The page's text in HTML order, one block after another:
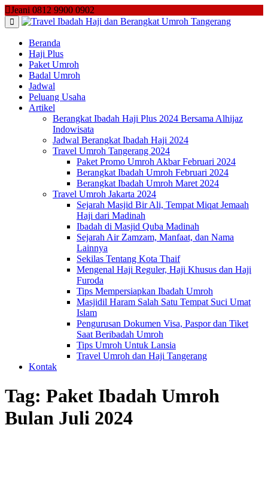
Skip
to
content
Jeani 0812 9900 0902
Beranda
Haji Plus
Paket Umroh
Badal Umroh
Jadwal
Peluang Usaha
Artikel
Berangkat Ibadah Haji Plus 2024 Bersama Alhijaz
Indowisata
Jadwal Berangkat Ibadah Haji 2024
Travel Umroh Tangerang 2024
Paket Promo Umroh Akbar Februari 2024
Berangkat Ibadah Umroh Februari 2024
Berangkat Ibadah Umroh Maret 2024
Travel Umroh Jakarta 2024
Sejarah Masjid Bir Ali, Tempat Miqat Jemaah
Haji dari Madinah
Ibadah di Masjid Quba Madinah
Sejarah Air Zamzam, Manfaat, dan Nama
Lainnya
Sekilas Tentang Kota Thaif
Mengenal Haji Reguler, Haji Khusus dan Haji
Furoda
Tips Mempersiapkan Ibadah Umroh
Masjidil Haram Salah Satu Tempat Suci Umat
Islam
Pengurusan Dokumen Visa, Paspor dan Tiket
Saat Beribadah Umroh
Tips Umroh Untuk Lansia
Travel Umroh dan Haji Tangerang
Kontak
Tag: Paket Ibadah Umroh
Bulan Juli 2024